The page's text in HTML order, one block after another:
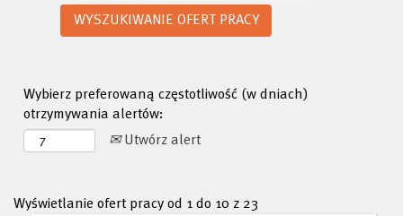
Wybierz preferowaną częstotliwość (w dniach)
otrzymywania alertów:
Utwórz alert
Wyświetlanie ofert pracy od 1 do 10 z 23